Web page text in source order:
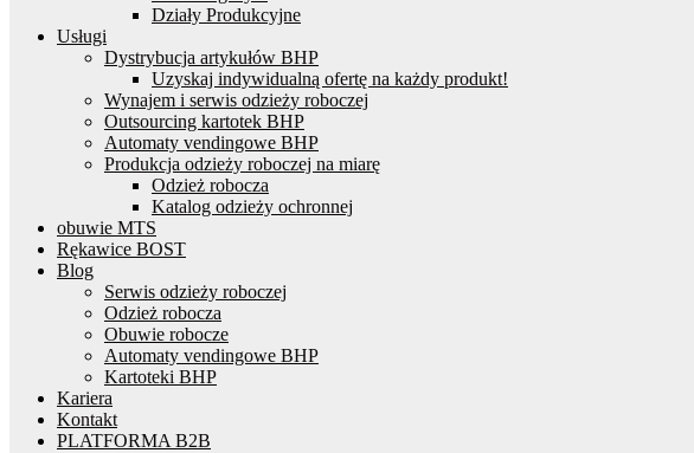
Działy Produkcyjne
Usługi
Dystrybucja artykułów BHP
Uzyskaj indywidualną ofertę na każdy produkt!
Wynajem i serwis odzieży roboczej
Outsourcing kartotek BHP
Automaty vendingowe BHP
Produkcja odzieży roboczej na miarę
Odzież robocza
Katalog odzieży ochronnej
obuwie MTS
Rękawice BOST
Blog
Serwis odzieży roboczej
Odzież robocza
Obuwie robocze
Automaty vendingowe BHP
Kartoteki BHP
Kariera
Kontakt
PLATFORMA B2B